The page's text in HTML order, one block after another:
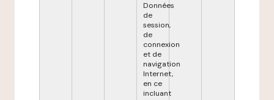
Données
de
session,
de
connexion
et de
navigation
Internet,
en ce
incluant